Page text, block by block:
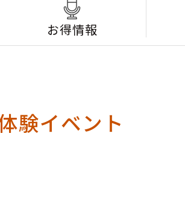
お得情報
験イベント